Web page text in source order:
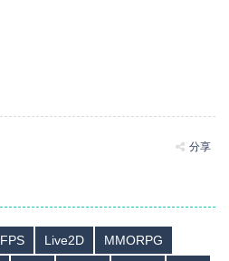
分享
FPS Live2D
MMORPG